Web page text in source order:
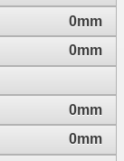
0mm
0mm
0mm
0mm